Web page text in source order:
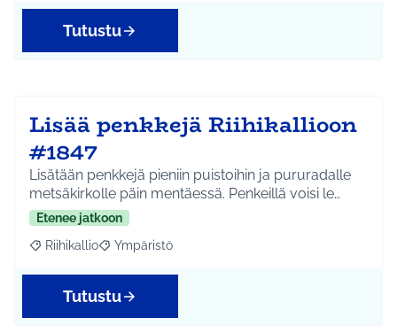
Tutustu
Lisää penkkejä Riihikallioon
#1847
Lisätään penkkejä pieniin puistoihin ja pururadalle
metsäkirkolle päin mentäessä. Penkeillä voisi le…
Etenee jatkoon
Rajaa tulokset aihepiirin mukaan: Riihikallio
Riihikallio Rajaa tulokset teeman mukaan: Ympäristö
Ympäristö
Tutustu